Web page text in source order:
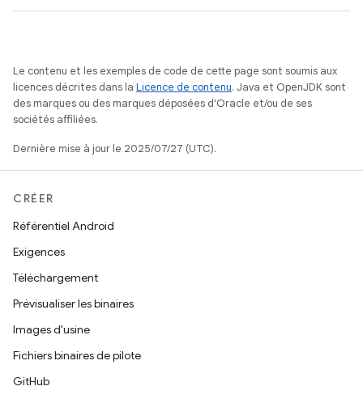
Le contenu et les exemples de code de cette page sont soumis aux
licences décrites dans la Licence de contenu. Java et OpenJDK sont
des marques ou des marques déposées d'Oracle et/ou de ses
sociétés affiliées.
Dernière mise à jour le 2025/07/27 (UTC).
CRÉER
Référentiel Android
Exigences
Téléchargement
Prévisualiser les binaires
Images d'usine
Fichiers binaires de pilote
GitHub